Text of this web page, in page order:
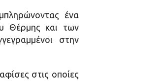
ένα
Θέρμης και των
στην
στις οποίες